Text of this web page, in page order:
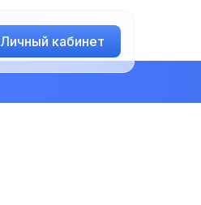
Личный кабинет